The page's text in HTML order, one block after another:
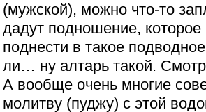
(мужской), можно что-то
дадут подношение,
поднести в такое
ли… ну алтарь такой.
А вообще очень многие
молитву (пуджу) с этой